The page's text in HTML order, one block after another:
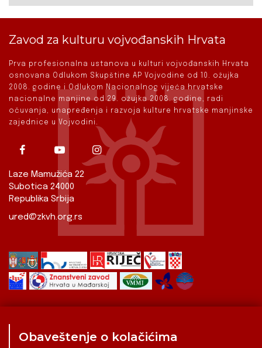
Zavod za kulturu vojvođanskih Hrvata
Prva profesionalna ustanova u kulturi vojvođanskih Hrvata
osnovana Odlukom Skupštine AP Vojvodine od 10. ožujka
2008. godine i Odlukom Nacionalnog vijeća hrvatske
nacionalne manjine od 29. ožujka 2008. godine, radi
očuvanja, unapređenja i razvoja kulture hrvatske manjinske
zajednice u Vojvodini.
Laze Mamužića 22
Subotica 24000
Republika Srbija
ured@zkvh.org.rs
Obaveštenje o kolačićima